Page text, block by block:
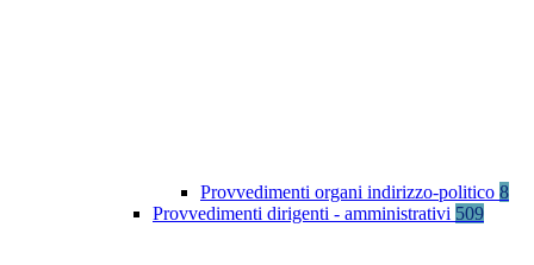
Provvedimenti organi indirizzo-politico 8
Provvedimenti dirigenti - amministrativi 509